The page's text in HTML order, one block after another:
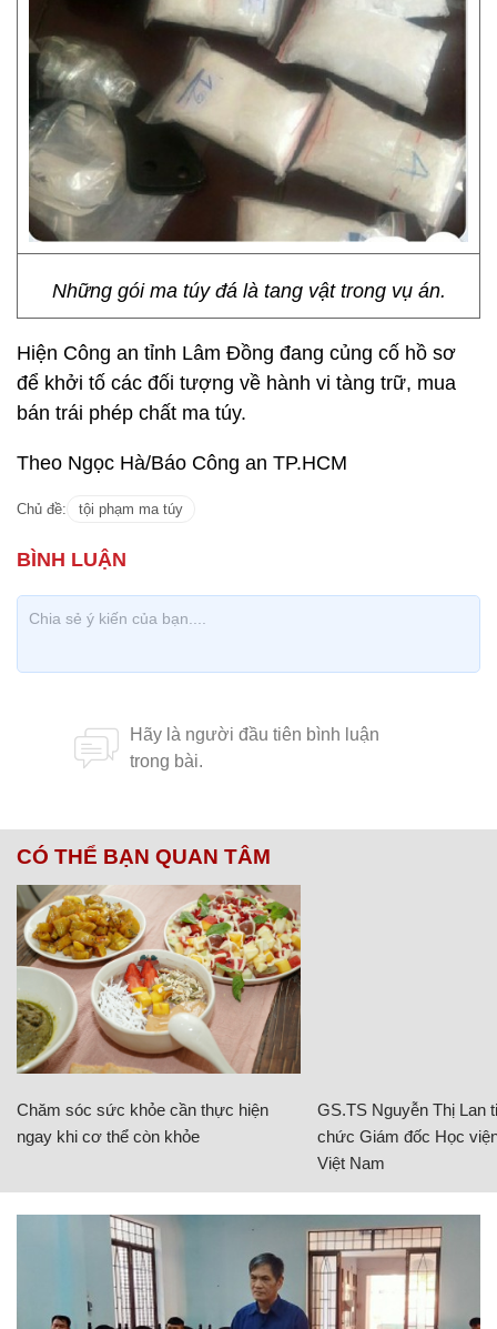
Những gói ma túy đá là tang vật trong vụ án.
Hiện Công an tỉnh Lâm Đồng đang củng cố hồ sơ
để khởi tố các đối tượng về hành vi tàng trữ, mua
bán trái phép chất ma túy.
Theo Ngọc Hà/Báo Công an TP.HCM
Chủ đề: tội phạm ma túy
CÓ THỂ BẠN QUAN TÂM
Chăm sóc sức khỏe cần thực hiện
ngay khi cơ thể còn khỏe
GS.TS Nguyễn Thị Lan
chức Giám đốc Học
Việt Nam